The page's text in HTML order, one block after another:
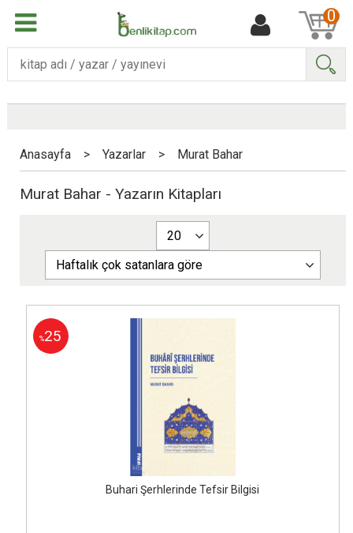
0
Anasayfa > Yazarlar > Murat Bahar
Murat Bahar - Yazarın Kitapları
%25
Buhari Şerhlerinde Tefsir Bilgisi